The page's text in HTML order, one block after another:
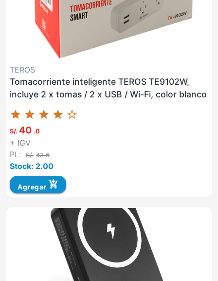
TEROS
Tomacorriente inteligente TEROS TE9102W,
incluye 2 x tomas / 2 x USB / Wi-Fi, color blanco
star star star star star_border
S/. 40 .0
+ IGV
PL:
S/. 43.6
Stock: 2.00
Agregar add_shopping_cart